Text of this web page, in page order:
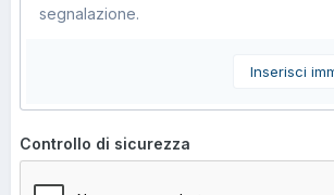
segnalazione.
Inserisci
Controllo di sicurezza